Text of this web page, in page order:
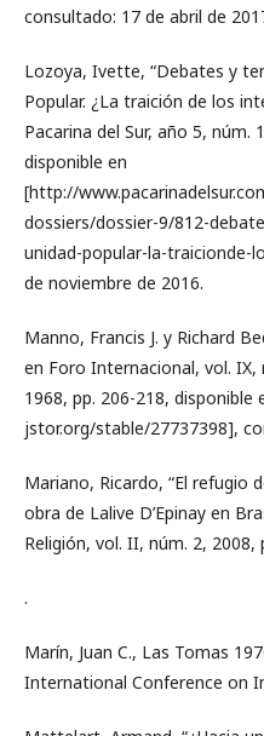
consultado: 17 de abril de
Lozoya, Ivette, “Debates y
Popular. ¿La traición de los
Pacarina del Sur, año 5,
disponible en
[http://
dossiers/dossier-9/812-
unidad-popular-la-traicionde-
de noviembre de 2016.
Manno, Francis J. y Richard
en Foro Internacional, vol.
1968, pp. 206-218, disponible
jstor.org/stable/27737398],
Mariano, Ricardo, “El refugio
obra de Lalive D’Epinay en
Religión, vol. II, núm. 2, 2008,
.
Marín, Juan C., Las Tomas
International Conference on